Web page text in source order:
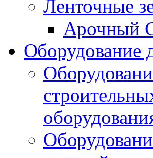
Ленточные
Арочный
Оборудование